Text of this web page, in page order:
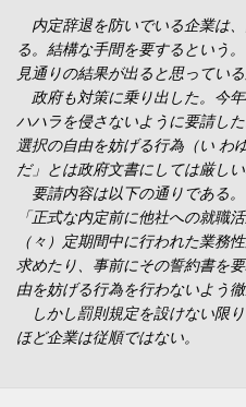
内定辞退を防いでいる企業は
る。結構な手間を要するという
見通りの結果が出ると思ってい
政府も対策に乗り出した。今
ハハラを侵さないように要請し
選択の自由を妨げる行為（い わ
だ」とは政府文書にしては厳しい
要請内容は以下の通りである。
「正式な内定前に他社への就職
（々）定期間中に行われた業務
求めたり、事前にその誓約書を
由を妨げる行為を行わないよう徹
しかし罰則規定を設けない限
ほど企業は従順ではない。